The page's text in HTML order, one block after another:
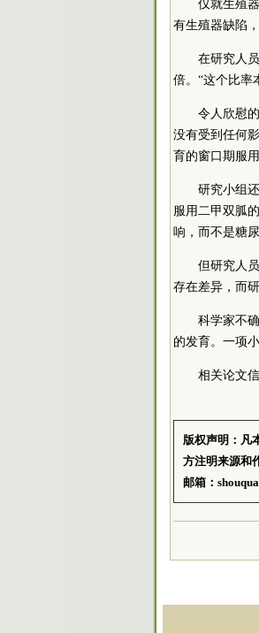
仅就生殖
有生殖器缺陷
在研究人
倍。“这个比率
令人欣慰
没有受到任何
育的窗口期服
研究小组
服用二甲双胍
响，而不是糖
但研究人
存在差异，而
科学家不
的发育。一项
相关论文信
版权声明：凡
方注明来源和
邮箱：